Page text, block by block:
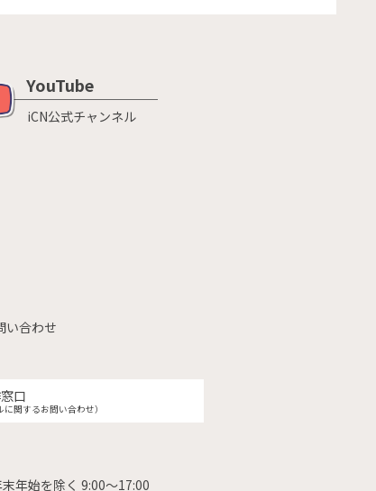
YouTube
iCN公式チャンネル
い合わせ
口
に関するお問い合わせ）
年始を除く 9:00〜17:00